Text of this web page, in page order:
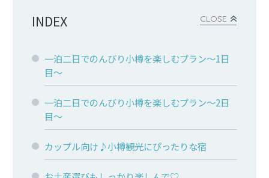
CLOSE
INDEX
一泊二日でのんびり小樽を楽しむプラン～1日
目～
一泊二日でのんびり小樽を楽しむプラン～2日
目～
カップル向け♪小樽観光にぴったりな宿